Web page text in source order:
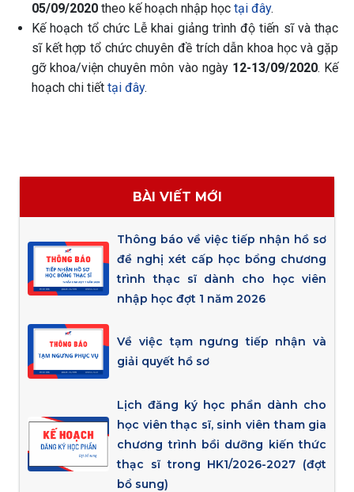
05/09/2020 theo kế hoạch nhập học tại đây.
Kế hoạch tổ chức Lễ khai giảng trình độ tiến sĩ và thạc
sĩ kết hợp tổ chức chuyên đề trích dẫn khoa học và gặp
gỡ khoa/viện chuyên môn vào ngày 12-13/09/2020. Kế
hoạch chi tiết tại đây.
BÀI VIẾT MỚI
Thông báo về việc tiếp nhận hồ sơ
đề nghị xét cấp học bổng chương
trình thạc sĩ dành cho học viên
nhập học đợt 1 năm 2026
Về việc tạm ngưng tiếp nhận và
giải quyết hồ sơ
Lịch đăng ký học phần dành cho
học viên thạc sĩ, sinh viên tham gia
chương trình bồi dưỡng kiến thức
thạc sĩ trong HK1/2026-2027 (đợt
bổ sung)